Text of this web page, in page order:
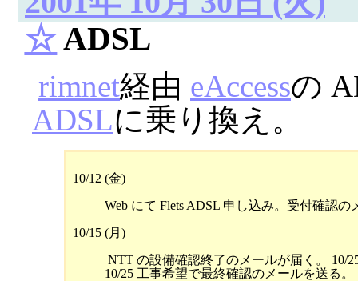
☆ADSL
rimnet経由 eAccessの
ADSLに乗り換え。
10/12 (金)
Web にて Flets ADSL 申し込み。受付確認の
10/15 (月)
NTT の設備確認終了のメールが届く。 10/